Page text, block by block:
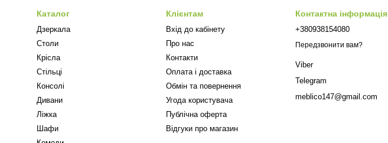
Каталог
Дзеркала
Столи
Крісла
Стільці
Консолі
Дивани
Ліжка
Шафи
Клієнтам
Вхід до кабінету
Про нас
Контакти
Оплата і доставка
Обмін та повернення
Угода користувача
Публічна оферта
Відгуки про магазин
Контактна інформація
+380938154080
Передзвонити вам?
Viber
Telegram
meblico147@gmail.com